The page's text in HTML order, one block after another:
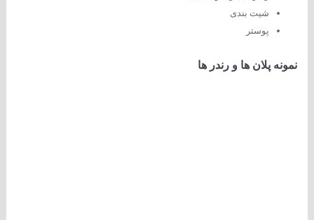
شیت بندی
پوستر
نمونه پلان ها و رندر ها